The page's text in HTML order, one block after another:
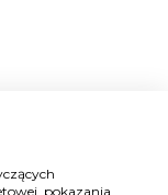
pokazania